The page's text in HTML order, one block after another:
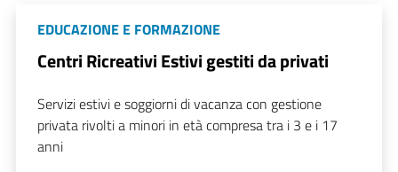
EDUCAZIONE E FORMAZIONE
Centri Ricreativi Estivi gestiti da privati
Servizi estivi e soggiorni di vacanza con gestione
privata rivolti a minori in età compresa tra i 3 e i 17
anni